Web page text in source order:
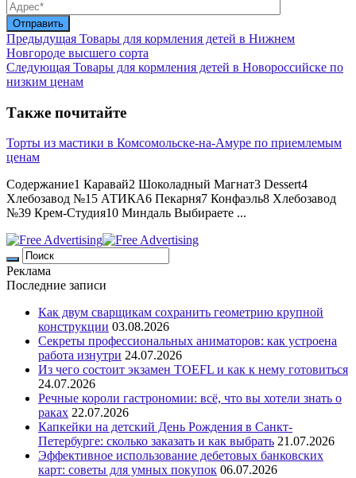
Предыдущая Товары для кормления детей в Нижнем
Новгороде высшего сорта
Следующая Товары для кормления детей в Новороссийске по
низким ценам
Также почитайте
Торты из мастики в Комсомольске-на-Амуре по приемлемым
ценам
Содержание1 Каравай2 Шоколадный Магнат3 Dessert4
Хлебозавод №15 АТИКА6 Пекарня7 Конфаэль8 Хлебозавод
№39 Крем-Студия10 Миндаль Выбираете ...
Реклама
Последние записи
Как двум сварщикам сохранить геометрию крупной
конструкции 03.08.2026
Секреты профессиональных аниматоров: как устроена
работа изнутри 24.07.2026
Из чего состоит экзамен TOEFL и как к нему готовиться
24.07.2026
Речные короли гастрономии: всё, что вы хотели знать о
раках 22.07.2026
Капкейки на детский День Рождения в Санкт-
Петербурге: сколько заказать и как выбрать 21.07.2026
Эффективное использование дебетовых банковских
карт: советы для умных покупок 06.07.2026